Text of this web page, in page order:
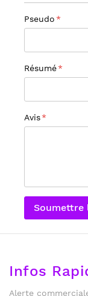
Pseudo
Résumé
Avis
Soumettre
Infos
Alerte